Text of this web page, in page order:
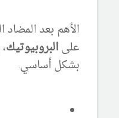
الأهم بعد المضاد
علىالبروبيوتيك
بشكل أساسي.